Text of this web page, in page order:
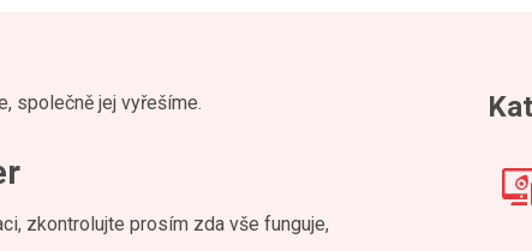
společně jej vyřešíme.
zkontrolujte prosím zda vše funguje,